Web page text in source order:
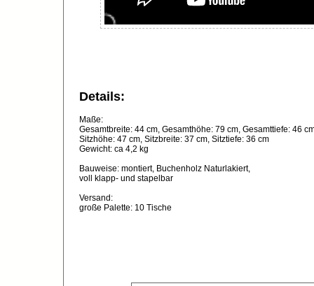
Details:
Maße:
Gesamtbreite: 44 cm, Gesamthöhe: 79 cm, Gesamttiefe: 46
Sitzhöhe: 47 cm, Sitzbreite: 37 cm, Sitztiefe: 36 cm
Gewicht: ca 4,2 kg
Bauweise: montiert, Buchenholz Naturlakiert,
voll klapp- und stapelbar
Versand:
große Palette: 10 Tische